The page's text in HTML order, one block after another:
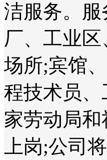
洁服务。
厂、工业
场所;宾馆
程技术员
家劳动局
上岗;公司